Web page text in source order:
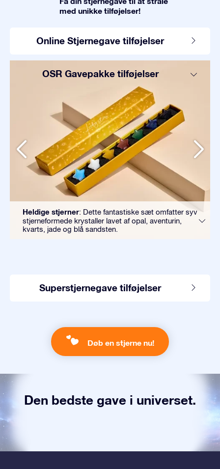
med unikke tilføjelser!
Online Stjernegave tilføjelser
OSR Gavepakke tilføjelser
Heldige stjerner: Dette fantastiske sæt omfatter syv
stjerneformede krystaller lavet af opal, aventurin,
kvarts, jade og blå sandsten.
Superstjernegave tilføjelser
Døb en stjerne nu!
Den bedste gave i universet.